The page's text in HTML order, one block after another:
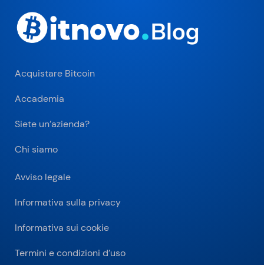
Acquistare Bitcoin
Accademia
Siete un’azienda?
Chi siamo
Avviso legale
Informativa sulla privacy
Informativa sui cookie
Termini e condizioni d’uso